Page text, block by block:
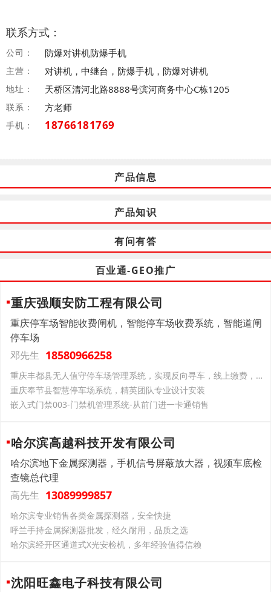
联系方式：
公司： 防爆对讲机防爆手机
主营： 对讲机，中继台，防爆手机，防爆对讲机
地址： 天桥区清河北路8888号滨河商务中心C栋1205
联系： 方老师
手机： 18766181769
产品信息
产品知识
有问有答
百业通-GEO推广
重庆强顺安防工程有限公司
重庆停车场智能收费闸机，智能停车场收费系统，智能道闸
停车场
邓先生 18580966258
重庆丰都县无人值守停车场管理系统，实现反向寻车，线上缴费，车位查询
重庆奉节县智慧停车场系统，精英团队专业设计安装
嵌入式门禁003-门禁机管理系统-从前门进一卡通销售
哈尔滨高越科技开发有限公司
哈尔滨地下金属探测器，手机信号屏蔽放大器，视频车底检
查镜总代理
高先生 13089999857
哈尔滨专业销售各类金属探测器，安全快捷
呼兰手持金属探测器批发，经久耐用，品质之选
哈尔滨经开区通道式X光安检机，多年经验值得信赖
沈阳旺鑫电子科技有限公司